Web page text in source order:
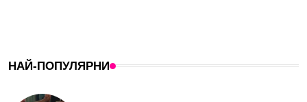
НАЙ-ПОПУЛЯРНИ